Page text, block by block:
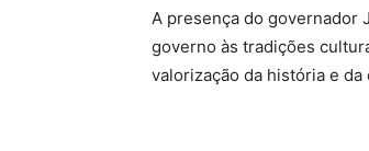
A presença do governador
governo às tradições
valorização da história e da